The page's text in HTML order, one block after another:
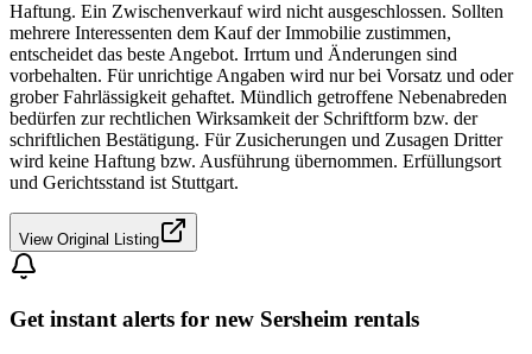
Haftung. Ein Zwischenverkauf wird nicht ausgeschlossen. Sollten
mehrere Interessenten dem Kauf der Immobilie zustimmen,
entscheidet das beste Angebot. Irrtum und Änderungen sind
vorbehalten. Für unrichtige Angaben wird nur bei Vorsatz und oder
grober Fahrlässigkeit gehaftet. Mündlich getroffene Nebenabreden
bedürfen zur rechtlichen Wirksamkeit der Schriftform bzw. der
schriftlichen Bestätigung. Für Zusicherungen und Zusagen Dritter
wird keine Haftung bzw. Ausführung übernommen. Erfüllungsort
und Gerichtsstand ist Stuttgart.
View Original Listing
Get instant alerts for new Sersheim rentals